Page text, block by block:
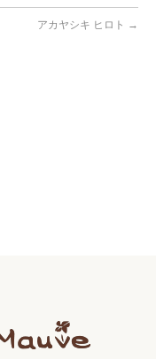
アカヤシキ ヒロト →